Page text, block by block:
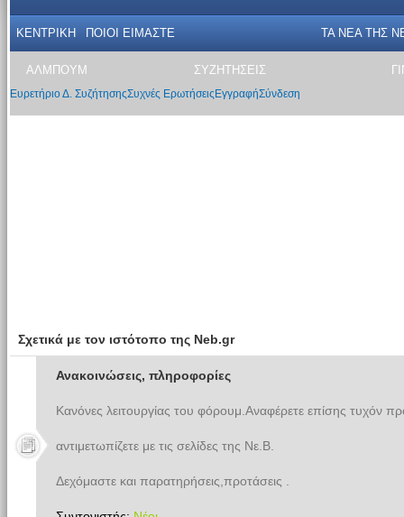
ΚΕΝΤΡΙΚΗ ΠΟΙΟΙ ΕΙΜΑΣΤΕ ΤΑ ΝΕΑ THΣ
ΑΛΜΠΟΥΜ ΣΥΖΗΤΗΣΕΙΣ
Ευρετήριο Δ. ΣυζήτησηςΣυχνές Ερωτήσεις ΕγγραφήΣύνδεση
Σχετικά με τον ιστότοπο της Neb.gr
Ανακοινώσεις, πληροφορίες
Κανόνες λειτουργίας του φόρουμ.Αναφέρετε επίσης τυχόν
αντιμετωπίζετε με τις σελίδες της Νε.Β.
Δεχόμαστε και παρατηρήσεις,προτάσεις .